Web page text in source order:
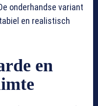
onderhandse variant
en realistisch
en